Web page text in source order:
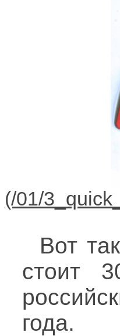
Вот
стоит
года.